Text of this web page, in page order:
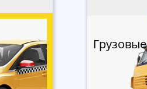
Грузовые